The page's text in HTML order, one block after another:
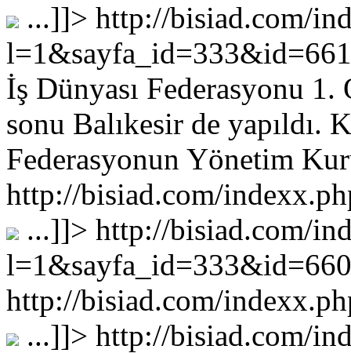
...]]> http://bisiad.com/
İş Dünyası Federasyonu
sonu Balıkesir de yapıldı.
Federasyonun Yönetim
http://bisiad.com/
...]]> http://bisiad.com/
http://bisiad.com/
...]]> http://bisiad.com/